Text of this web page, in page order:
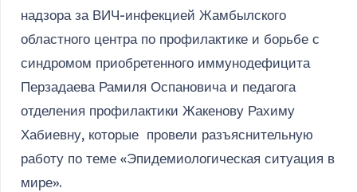
надзора за ВИЧ-инфекцией Жамбылского
областного центра по профилактике и борьбе с
синдромом приобретенного иммунодефицита
Перзадаева Рамиля Оспановича и педагога
отделения профилактики Жакенову Рахиму
Хабиевну, которые провели разъяснительную
работу по теме «Эпидемиологическая ситуация в
мире».